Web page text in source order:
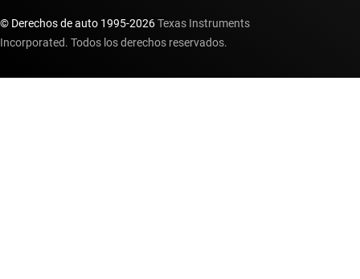
© Derechos de auto 1995-2026Texas Instruments
Incorporated. Todos los derechos reservados.